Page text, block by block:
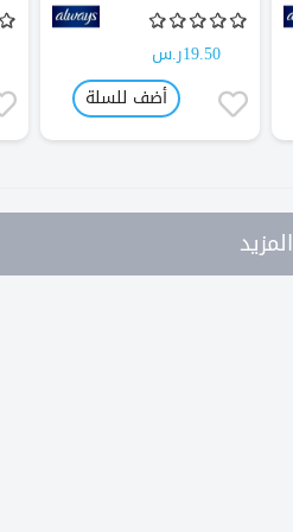
19.50ر.س
أضف للسلة
المزيد